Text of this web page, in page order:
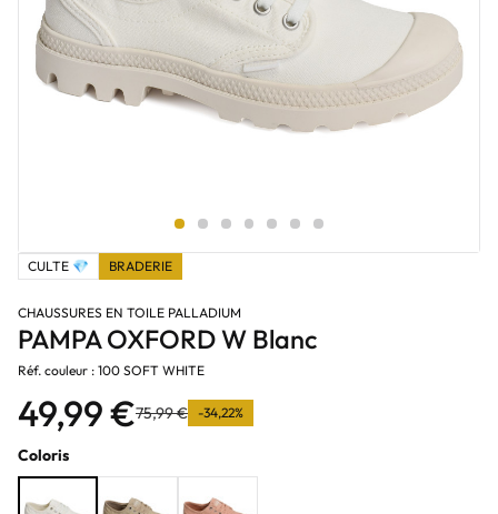
CULTE 💎 BRADERIE
CHAUSSURES EN TOILE PALLADIUM
PAMPA OXFORD W Blanc
Réf. couleur : 100 SOFT WHITE
49,99 €75,99 € -34,22%
Coloris